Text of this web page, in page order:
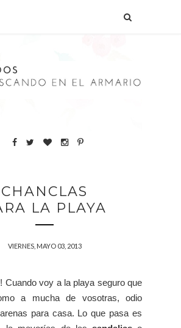
CHANCLAS
LA PLAYA
VIERNES, MAYO 03, 2013
Cuando voy a la playa seguro que
a mucha de vosotras, odio
para casa. Lo que pasa es